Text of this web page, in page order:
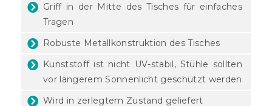
Griff in der Mitte des Tisches für einfaches
Tragen
Robuste Metallkonstruktion des Tisches
Kunststoff ist nicht UV-stabil, Stühle sollten
vor längerem Sonnenlicht geschützt werden
Wird in zerlegtem Zustand geliefert